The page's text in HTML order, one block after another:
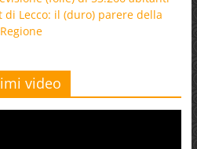
di Lecco: il (duro) parere della
Regione
video